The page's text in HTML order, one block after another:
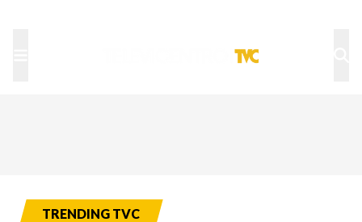
TRENDING TVC